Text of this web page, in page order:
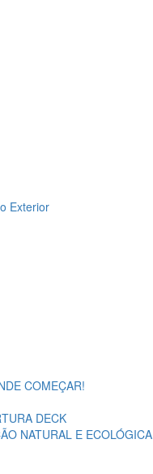
Exterior
COMEÇAR!
DECK
NATURAL E ECOLÓGICA